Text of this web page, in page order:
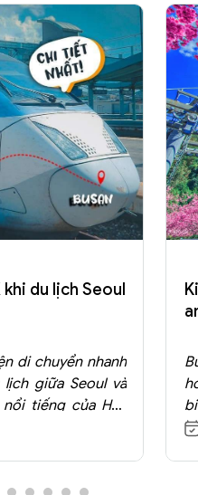
du lịch Seoul
di chuyển nhanh
giữa Seoul và
tiếng của Hàn
tốc hiện đại do